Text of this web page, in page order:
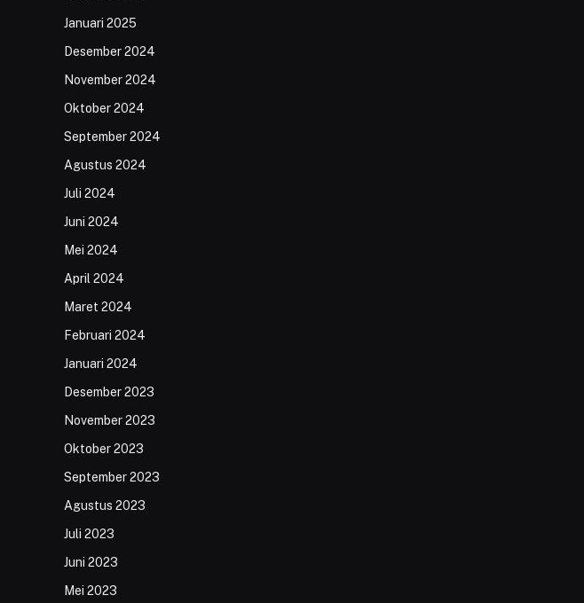
Januari 2025
Desember 2024
November 2024
Oktober 2024
September 2024
Agustus 2024
Juli 2024
Juni 2024
Mei 2024
April 2024
Maret 2024
Februari 2024
Januari 2024
Desember 2023
November 2023
Oktober 2023
September 2023
Agustus 2023
Juli 2023
Juni 2023
Mei 2023